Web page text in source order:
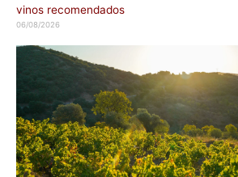
vinos recomendados
06/08/2026